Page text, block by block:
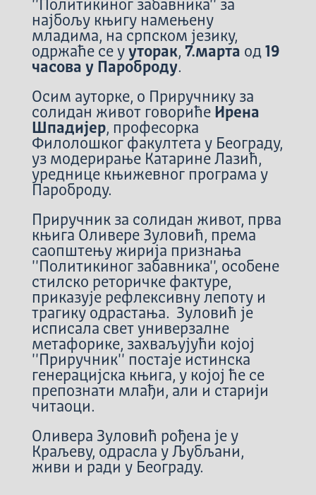
''Политикиног забавника'' за
најбољу књигу намењену
младима, на српском језику,
одржаће се у уторак, 7.марта од 19
часова у Пароброду.
Осим ауторке, о Приручнику за
солидан живот говориће Ирена
Шпадијер, професорка
Филолошког факултета у Београду,
уз модерирање Катарине Лазић,
уреднице књижевног програма у
Пароброду.
Приручник за солидан живот, прва
књига Оливере Зуловић, према
саопштењу жирија признања
''Политикиног забавника'', особене
стилско реторичке фактуре,
приказује рефлексивну лепоту и
трагику одрастања. Зуловић је
исписала свет универзалне
метафорике, захваљујући којој
''Приручник'' постаје истинска
генерацијска књига, у којој ће се
препознати млађи, али и старији
читаоци.
Оливера Зуловић рођена је у
Краљеву, одрасла у Љубљани,
живи и ради у Београду.